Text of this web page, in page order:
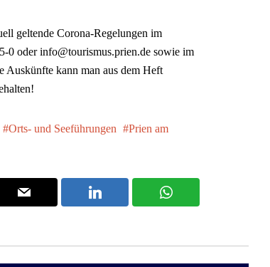
geltende Corona-Regelungen im
0 oder info@tourismus.prien.de sowie im
Auskünfte kann man aus dem Heft
Orts- und Seeführungen
Prien am